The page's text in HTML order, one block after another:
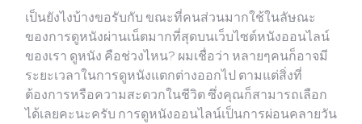
เป็นยังไงบ้างขอรับกับ ขณะที่คนส่วนมากใช้ในลัษณะ
ของการดูหนังผ่านเน็ตมากที่สุดบนเว็บไซต์หนังออนไลน์
ของเรา ดูหนัง คือช่วงไหน? ผมเชื่อว่า หลายๆคนก็อาจมี
ระยะเวลาในการดูหนังแตกต่างออกไป ตามแต่สิ่งที่
ต้องการหรือความสะดวกในชีวิต ซึ่งคุณก็สามารถเลือก
ได้เลยคะนะครับ การดูหนังออนไลน์เป็นการผ่อนคลายวัน